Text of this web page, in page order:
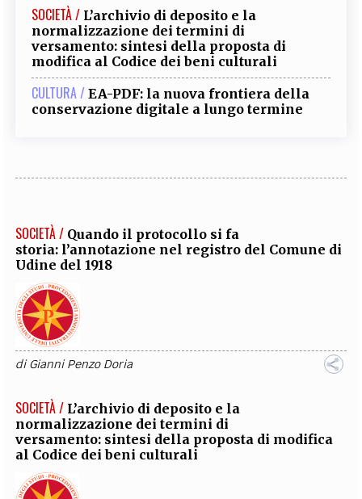
SOCIETÀ / L’archivio di deposito e la
normalizzazione dei termini di
versamento: sintesi della proposta di
modifica al Codice dei beni culturali
CULTURA / EA-PDF: la nuova frontiera della
conservazione digitale a lungo termine
SOCIETÀ / Quando il protocollo si fa
storia: l’annotazione nel registro del Comune di
Udine del 1918
diGianni Penzo Doria
SOCIETÀ / L’archivio di deposito e la
normalizzazione dei termini di
versamento: sintesi della proposta di modifica
al Codice dei beni culturali